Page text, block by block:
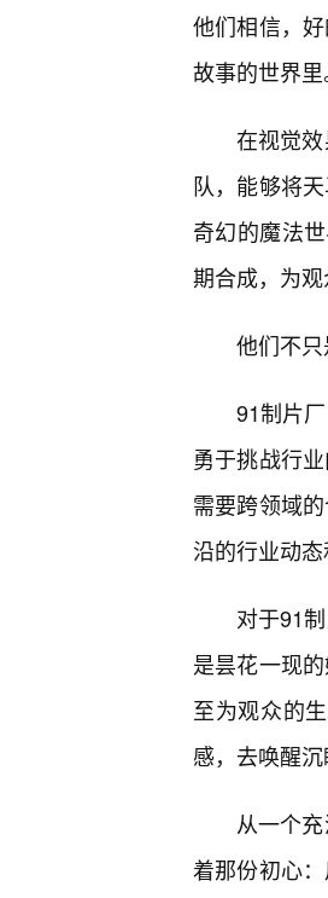
他们相信，
故事的世界里
在视觉
队，能够将
奇幻的魔法
期合成，为观
他们不只
91制片
勇于挑战行
需要跨领域
沿的行业动
对于91
是昙花一现
至为观众的
感，去唤醒
从一个
着那份初心